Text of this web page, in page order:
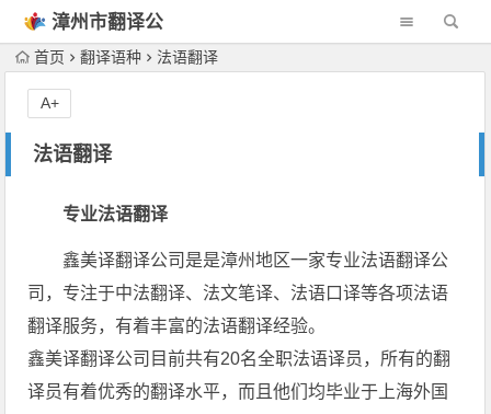
漳州市翻译公
司首页 翻译语种 法语翻译
法语翻译
A+
专业法语翻译
鑫美译翻译公司是是漳州地区一家专业法语翻译公
司，专注于中法翻译、法文笔译、法语口译等各项法语
翻译服务，有着丰富的法语翻译经验。
鑫美译翻译公司目前共有20名全职法语译员，所有的翻
译员有着优秀的翻译水平，而且他们均毕业于上海外国